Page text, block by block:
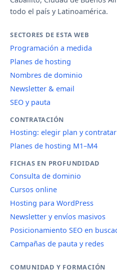
todo el país y Latinoamérica.
SECTORES DE ESTA WEB
Programación a medida
Planes de hosting
Nombres de dominio
Newsletter & email
SEO y pauta
CONTRATACIÓN
Hosting: elegir plan y
Planes de hosting M1–M4
FICHAS EN PROFUNDIDAD
Consulta de dominio
Cursos online
Hosting para WordPress
Newsletter y envíos masivos
Posicionamiento SEO en
Campañas de pauta y redes
COMUNIDAD Y FORMACIÓN